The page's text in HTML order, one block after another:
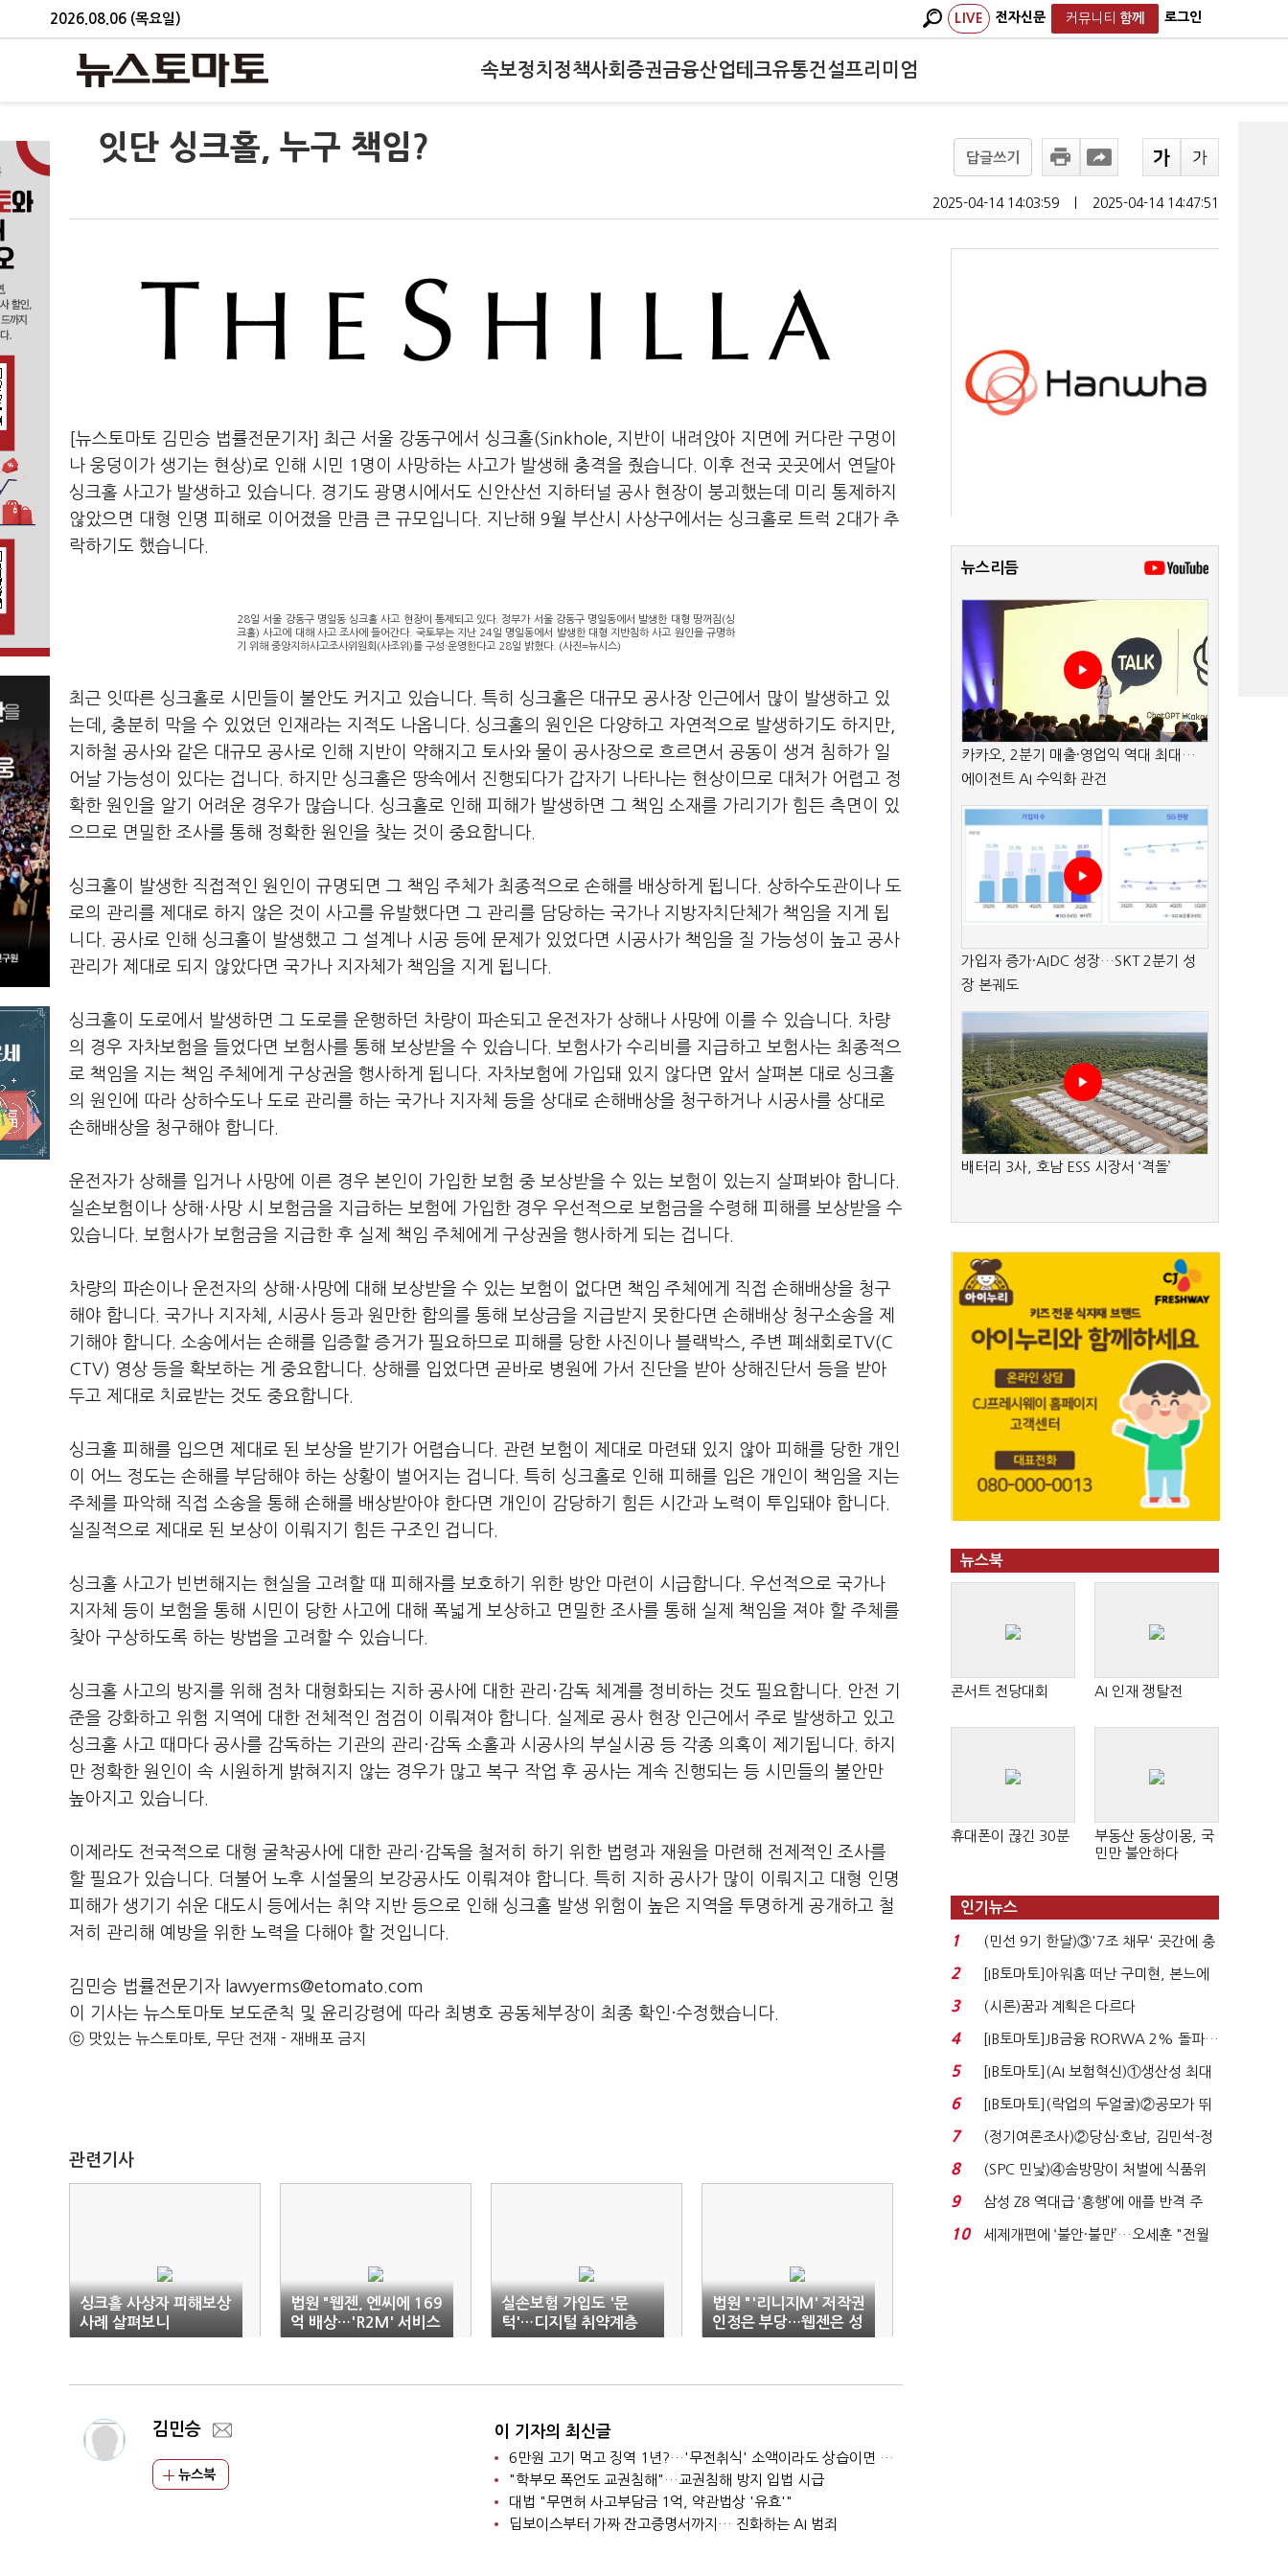
2026.08.06 (목요일) LIVE 전자신문 커뮤니티 함께 로그인
속보정치 정책사회 증권금융산업테크유통건설프리미엄
잇단 싱크홀, 누구 책임? 답글쓰기
2025-04-14 14:03:59 2025-04-14 14:47:51
[뉴스토마토 김민승 법률전문기자] 최근 서울 강동구에서 싱크홀(Sinkhole, 지반이 내려앉아 지면에 커다란 구멍이
나 웅덩이가 생기는 현상)로 인해 시민 1명이 사망하는 사고가 발생해 충격을 줬습니다. 이후 전국 곳곳에서 연달아
싱크홀 사고가 발생하고 있습니다. 경기도 광명시에서도 신안산선 지하터널 공사 현장이 붕괴했는데 미리 통제하지
않았으면 대형 인명 피해로 이어졌을 만큼 큰 규모입니다. 지난해 9월 부산시 사상구에서는 싱크홀로 트럭 2대가 추
락하기도 했습니다.
28일 서울 강동구 명일동 싱크홀 사고 현장이 통제되고 있다. 정부가 서울 강동구 명일동에서 발생한 대형 땅꺼짐(싱
크홀) 사고에 대해 사고 조사에 들어간다. 국토부는 지난 24일 명일동에서 발생한 대형 지반침하 사고 원인을 규명하
기 위해 중앙지하사고조사위원회(사조위)를 구성·운영한다고 28일 밝혔다. (사진=뉴시스)
최근 잇따른 싱크홀로 시민들이 불안도 커지고 있습니다. 특히 싱크홀은 대규모 공사장 인근에서 많이 발생하고 있
는데, 충분히 막을 수 있었던 인재라는 지적도 나옵니다. 싱크홀의 원인은 다양하고 자연적으로 발생하기도 하지만,
지하철 공사와 같은 대규모 공사로 인해 지반이 약해지고 토사와 물이 공사장으로 흐르면서 공동이 생겨 침하가 일
어날 가능성이 있다는 겁니다. 하지만 싱크홀은 땅속에서 진행되다가 갑자기 나타나는 현상이므로 대처가 어렵고 정
확한 원인을 알기 어려운 경우가 많습니다. 싱크홀로 인해 피해가 발생하면 그 책임 소재를 가리기가 힘든 측면이 있
으므로 면밀한 조사를 통해 정확한 원인을 찾는 것이 중요합니다.
싱크홀이 발생한 직접적인 원인이 규명되면 그 책임 주체가 최종적으로 손해를 배상하게 됩니다. 상하수도관이나 도
로의 관리를 제대로 하지 않은 것이 사고를 유발했다면 그 관리를 담당하는 국가나 지방자치단체가 책임을 지게 됩
니다. 공사로 인해 싱크홀이 발생했고 그 설계나 시공 등에 문제가 있었다면 시공사가 책임을 질 가능성이 높고 공사
관리가 제대로 되지 않았다면 국가나 지자체가 책임을 지게 됩니다.
싱크홀이 도로에서 발생하면 그 도로를 운행하던 차량이 파손되고 운전자가 상해나 사망에 이를 수 있습니다. 차량
의 경우 자차보험을 들었다면 보험사를 통해 보상받을 수 있습니다. 보험사가 수리비를 지급하고 보험사는 최종적으
로 책임을 지는 책임 주체에게 구상권을 행사하게 됩니다. 자차보험에 가입돼 있지 않다면 앞서 살펴본 대로 싱크홀
의 원인에 따라 상하수도나 도로 관리를 하는 국가나 지자체 등을 상대로 손해배상을 청구하거나 시공사를 상대로
손해배상을 청구해야 합니다.
운전자가 상해를 입거나 사망에 이른 경우 본인이 가입한 보험 중 보상받을 수 있는 보험이 있는지 살펴봐야 합니다.
실손보험이나 상해·사망 시 보험금을 지급하는 보험에 가입한 경우 우선적으로 보험금을 수령해 피해를 보상받을 수
있습니다. 보험사가 보험금을 지급한 후 실제 책임 주체에게 구상권을 행사하게 되는 겁니다.
차량의 파손이나 운전자의 상해·사망에 대해 보상받을 수 있는 보험이 없다면 책임 주체에게 직접 손해배상을 청구
해야 합니다. 국가나 지자체, 시공사 등과 원만한 합의를 통해 보상금을 지급받지 못한다면 손해배상 청구소송을 제
기해야 합니다. 소송에서는 손해를 입증할 증거가 필요하므로 피해를 당한 사진이나 블랙박스, 주변 폐쇄회로TV(C
CTV) 영상 등을 확보하는 게 중요합니다. 상해를 입었다면 곧바로 병원에 가서 진단을 받아 상해진단서 등을 받아
두고 제대로 치료받는 것도 중요합니다.
싱크홀 피해를 입으면 제대로 된 보상을 받기가 어렵습니다. 관련 보험이 제대로 마련돼 있지 않아 피해를 당한 개인
이 어느 정도는 손해를 부담해야 하는 상황이 벌어지는 겁니다. 특히 싱크홀로 인해 피해를 입은 개인이 책임을 지는
주체를 파악해 직접 소송을 통해 손해를 배상받아야 한다면 개인이 감당하기 힘든 시간과 노력이 투입돼야 합니다.
실질적으로 제대로 된 보상이 이뤄지기 힘든 구조인 겁니다.
싱크홀 사고가 빈번해지는 현실을 고려할 때 피해자를 보호하기 위한 방안 마련이 시급합니다. 우선적으로 국가나
지자체 등이 보험을 통해 시민이 당한 사고에 대해 폭넓게 보상하고 면밀한 조사를 통해 실제 책임을 져야 할 주체를
찾아 구상하도록 하는 방법을 고려할 수 있습니다.
싱크홀 사고의 방지를 위해 점차 대형화되는 지하 공사에 대한 관리·감독 체계를 정비하는 것도 필요합니다. 안전 기
준을 강화하고 위험 지역에 대한 전체적인 점검이 이뤄져야 합니다. 실제로 공사 현장 인근에서 주로 발생하고 있고
싱크홀 사고 때마다 공사를 감독하는 기관의 관리·감독 소홀과 시공사의 부실시공 등 각종 의혹이 제기됩니다. 하지
만 정확한 원인이 속 시원하게 밝혀지지 않는 경우가 많고 복구 작업 후 공사는 계속 진행되는 등 시민들의 불안만
높아지고 있습니다.
이제라도 전국적으로 대형 굴착공사에 대한 관리·감독을 철저히 하기 위한 법령과 재원을 마련해 전제적인 조사를
할 필요가 있습니다. 더불어 노후 시설물의 보강공사도 이뤄져야 합니다. 특히 지하 공사가 많이 이뤄지고 대형 인명
피해가 생기기 쉬운 대도시 등에서는 취약 지반 등으로 인해 싱크홀 발생 위험이 높은 지역을 투명하게 공개하고 철
저히 관리해 예방을 위한 노력을 다해야 할 것입니다.
김민승 법률전문기자 lawyerms@etomato.com
이 기사는 뉴스토마토 보도준칙 및 윤리강령에 따라 최병호 공동체부장이 최종 확인·수정했습니다.
ⓒ 맛있는 뉴스토마토, 무단 전재 - 재배포 금지
관련기사
싱크홀 사상자 피해보상
사례 살펴보니
법원 "웹젠, 엔씨에 169
억 배상…'R2M' 서비스
중지"
실손보험 가입도 '문
턱'…디지털 취약계층
더 멀어진다
법원 "'리니지M' 저작권
인정은 부당…웹젠은 성
과 도용"
김민승
뉴스북
이 기자의 최신글
6만원 고기 먹고 징역 1년?…'무전취식' 소액이라도 상습이면 사기죄
"학부모 폭언도 교권침해"…교권침해 방지 입법 시급
대법 "무면허 사고부담금 1억, 약관법상 '유효'"
딥보이스부터 가짜 잔고증명서까지… 진화하는 AI 범죄
뉴스리듬
카카오, 2분기 매출·영업익 역대 최대…
에이전트 AI 수익화 관건
가입자 증가·AIDC 성장…SKT 2분기 성
장 본궤도
배터리 3사, 호남 ESS 시장서 ‘격돌’
뉴스북
콘서트 전당대회 AI 인재 쟁탈전
휴대폰이 끊긴 30분
부동산 동상이몽, 국
민만 불안하다
인기뉴스
1
(민선 9기 한달)③'7조 채무' 곳간에 충
격…추미애, 20년...
2
[IB토마토]아워홈 떠난 구미현, 본느에
340억 베팅…가...
3 (시론)꿈과 계획은 다르다
4
[IB토마토]JB금융 RORWA 2% 돌파…
실적 견인은 은행 ...
5
[IB토마토](AI 보험혁신)①생산성 최대
80% 개선…현실...
6
[IB토마토](락업의 두얼굴)②공모가 뛰
자 첫날 매도…FI ...
7
(정기여론조사)②당심·호남, 김민석-정
청래 '초접전'...
8
(SPC 민낯)④솜방망이 처벌에 식품위
생법 위반 반복...
9
삼성 Z8 역대급 ‘흥행’에 애플 반격 주
목…9월 ‘폴...
10
세제개편에 ‘불안·불만’…오세훈 "전월